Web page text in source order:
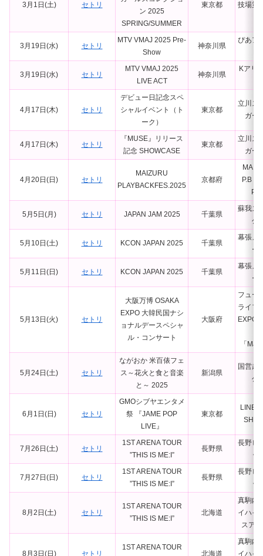
3月1日(土) セトリ
ン 2025
SPRING/SUMMER
東京都
技場第
3月19日(水) セトリ
MTV VMAJ 2025 Pre-
Show
神奈川県
ぴあア
3月19日(水) セトリ
MTV VMAJ 2025
LIVE ACT
神奈川県
Kアリ
4月17日(木) セトリ
デビュー日記念スペ
シャルイベント（ト
ーク）
東京都
立川ス
ガー
4月17日(木) セトリ
『MUSE』リリース
記念 SHOWCASE
東京都
立川ス
ガー
4月20日(日) セトリ
MAIZURU
PLAYBACKFES.2025
京都府
P.B
5月5日(月) セトリ JAPAN JAM 2025 千葉県
蘇我ス
公
5月10日(土) セトリ KCON JAPAN 2025 千葉県
幕張メ
ー
5月11日(日) セトリ KCON JAPAN 2025 千葉県
幕張メ
ー
5月13日(火) セトリ
大阪万博 OSAKA
EXPO 大韓民国ナシ
ョナルデースペシャ
ル・コンサート
大阪府
フュー
ライフ
EXPO
「
5月24日(土) セトリ
ながおか 米百俵フェ
ス～花火と食と音楽
と～ 2025
新潟県
国営越
公
6月1日(日) セトリ
GMOシブヤエンタメ
祭 『JAME POP
LIVE』
東京都
LINE
7月26日(土) セトリ
1ST ARENA TOUR
”THIS IS ME:I”
長野県
長野ビ
ッ
7月27日(日) セトリ
1ST ARENA TOUR
”THIS IS ME:I”
長野県
長野ビ
ッ
8月2日(土) セトリ
1ST ARENA TOUR
”THIS IS ME:I”
北海道
真駒内
イハイ
スア
8月3日(日) セトリ
1ST ARENA TOUR
北海道
真駒内
イハイ